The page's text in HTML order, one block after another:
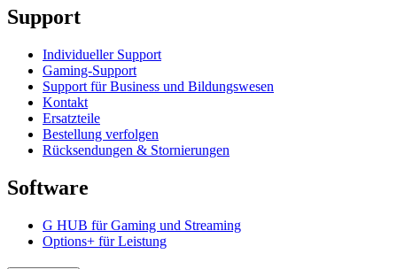
Support
Individueller Support
Gaming-Support
Support für Business und Bildungswesen
Kontakt
Ersatzteile
Bestellung verfolgen
Rücksendungen & Stornierungen
Software
G HUB für Gaming und Streaming
Options+ für Leistung